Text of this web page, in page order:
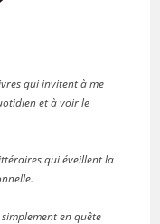
qui invitent à me
et à voir le
qui éveillent la
en quête